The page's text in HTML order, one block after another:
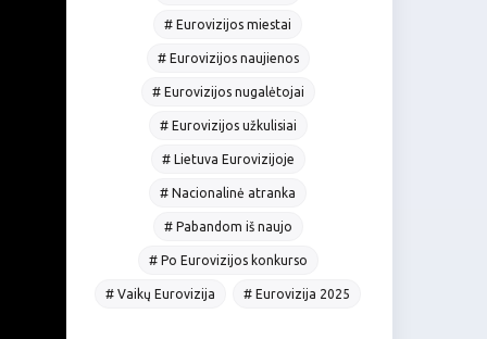
# Eurovizijos miestai
# Eurovizijos naujienos
# Eurovizijos nugalėtojai
# Eurovizijos užkulisiai
# Lietuva Eurovizijoje
# Nacionalinė atranka
# Pabandom iš naujo
# Po Eurovizijos konkurso
# Vaikų Eurovizija # Eurovizija 2025